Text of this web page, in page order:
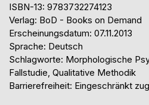
ISBN-13: 9783732274123
Verlag: BoD - Books on Demand
Erscheinungsdatum: 07.11.2013
Sprache: Deutsch
Schlagworte: Morphologische
Fallstudie, Qualitative Methodik
Barrierefreiheit: Eingeschränkt